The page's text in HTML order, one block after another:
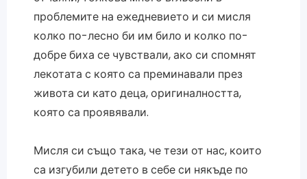
проблемите на ежедневието и си мисля
колко по-лесно би им било и колко по-
добре биха се чувствали, ако си спомнят
лекотата с която са преминавали през
живота си като деца, оригиналността,
която са проявявали.
Мисля си също така, че тези от нас, които
са изгубили детето в себе си някъде по